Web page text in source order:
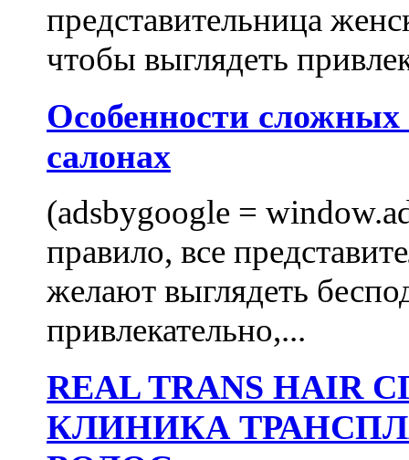
представительница
чтобы выглядеть
Особенности
салонах
(adsbygoogle =
правило, все
желают выглядеть
привлекательно,...
REAL TRANS
КЛИНИКА